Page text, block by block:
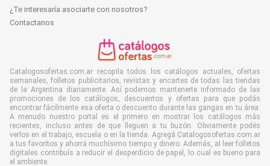
¿Te interesaría asociarte con nosotros?
Contactanos
Catalogosofertas.com.ar recopila todos los catálogos actuales, ofertas
semanales, folletos publicitarios, revistas y encartes de todas las tiendas
de la Argentina diariamente. Así podemos mantenerte informado de las
promociones de los catálogos, descuentos y ofertas para que podás
encontrar fácilmente esa oferta o descuento durante las gangas en tu área.
A menudo nuestro portal es el primero en mostrar los catálogos más
recientes, incluso antes de que lleguen a tu buzón. Obviamente podés
verlos en el trabajo, escuela o en la tienda. Agregá Catalogosofertas.com.ar
a tus favoritos y ahorrá muchísimo tiempo y dinero. Además, al leer folletos
digitales contribuís a reducir el desperdicio de papel, lo cual es bueno para
el ambiente.